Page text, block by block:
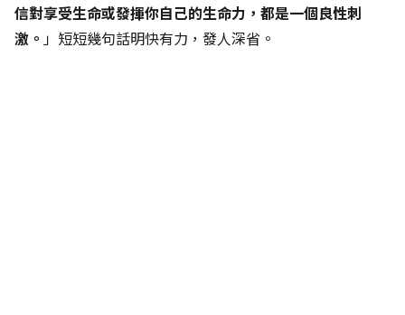
信對享受生命或發揮你自己的生命力，都是一個良性刺
激。 」短短幾句話明快有力，發人深省。